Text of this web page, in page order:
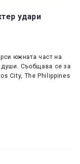
удари
южната част на
Съобщава се за
City, The Philippines